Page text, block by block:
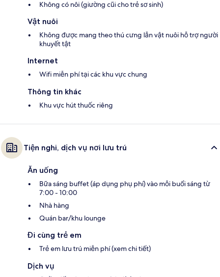
Không có nôi (giường cũi cho trẻ sơ sinh)
Vật nuôi
Không được mang theo thú cưng lẫn vật nuôi hỗ trợ người
khuyết tật
Internet
Wifi miễn phí tại các khu vực chung
Thông tin khác
Khu vực hút thuốc riêng
Tiện nghi, dịch vụ nơi lưu trú
Ăn uống
Bữa sáng buffet (áp dụng phụ phí) vào mỗi buổi sáng từ
7:00 - 10:00
Nhà hàng
Quán bar/khu lounge
Đi cùng trẻ em
Trẻ em lưu trú miễn phí (xem chi tiết)
Dịch vụ